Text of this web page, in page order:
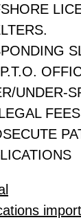
UNDER-